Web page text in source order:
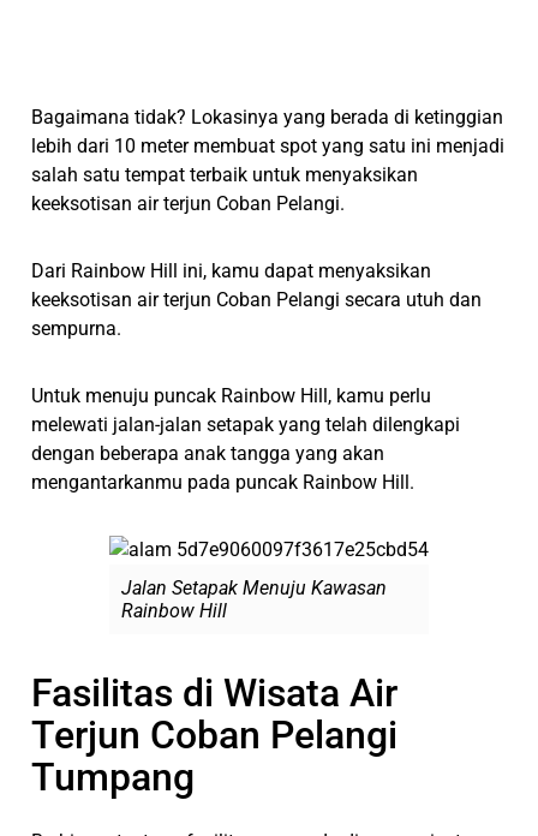
Bagaimana tidak? Lokasinya yang berada di ketinggian
lebih dari 10 meter membuat spot yang satu ini menjadi
salah satu tempat terbaik untuk menyaksikan
keeksotisan air terjun Coban Pelangi.
Dari Rainbow Hill ini, kamu dapat menyaksikan
keeksotisan air terjun Coban Pelangi secara utuh dan
sempurna.
Untuk menuju puncak Rainbow Hill, kamu perlu
melewati jalan-jalan setapak yang telah dilengkapi
dengan beberapa anak tangga yang akan
mengantarkanmu pada puncak Rainbow Hill.
Jalan Setapak Menuju Kawasan
Rainbow Hill
Fasilitas di Wisata Air
Terjun Coban Pelangi
Tumpang